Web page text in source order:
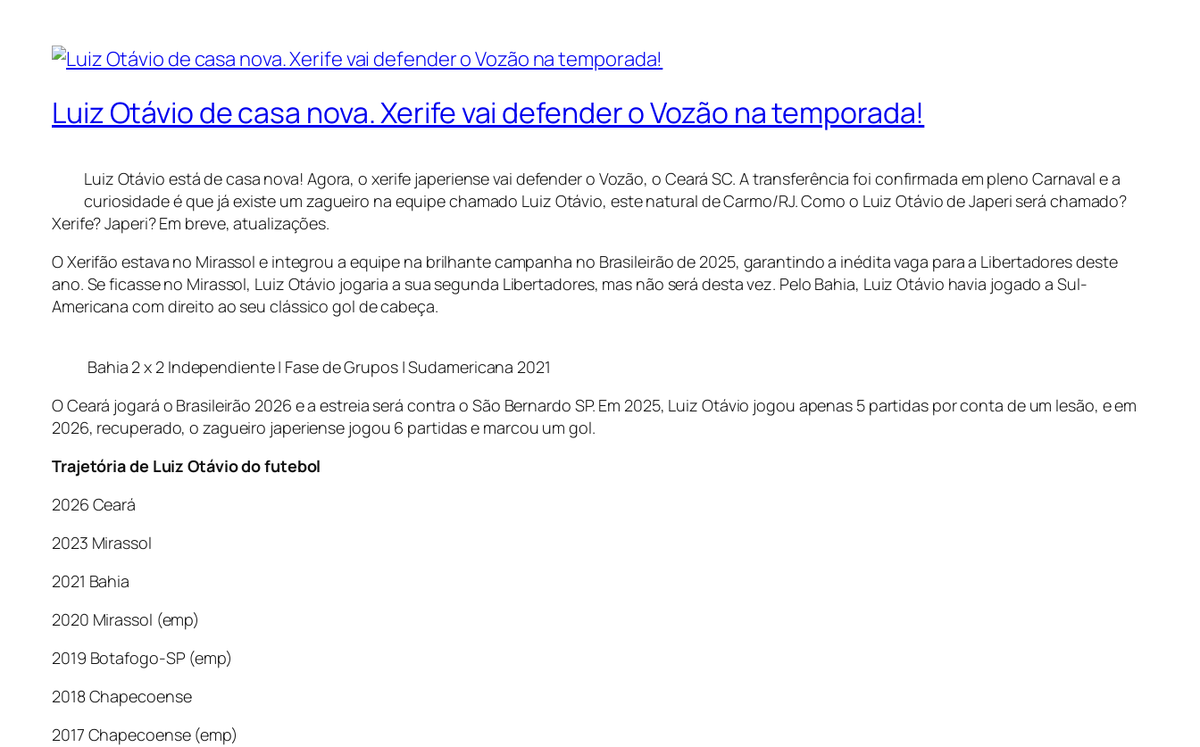
Luiz Otávio de casa nova. Xerife vai defender o Vozão na temporada!
Luiz Otávio está de casa nova! Agora, o xerife japeriense vai defender o Vozão, o Ceará SC. A transferência foi confirmada em pleno Carnaval e a
curiosidade é que já existe um zagueiro na equipe chamado Luiz Otávio, este natural de Carmo/RJ. Como o Luiz Otávio de Japeri será chamado?
Xerife? Japeri? Em breve, atualizações.
O Xerifão estava no Mirassol e integrou a equipe na brilhante campanha no Brasileirão de 2025, garantindo a inédita vaga para a Libertadores deste
ano. Se ficasse no Mirassol, Luiz Otávio jogaria a sua segunda Libertadores, mas não será desta vez. Pelo Bahia, Luiz Otávio havia jogado a Sul-
Americana com direito ao seu clássico gol de cabeça.
Bahia 2 x 2 Independiente | Fase de Grupos | Sudamericana 2021
O Ceará jogará o Brasileirão 2026 e a estreia será contra o São Bernardo SP. Em 2025, Luiz Otávio jogou apenas 5 partidas por conta de um lesão, e em
2026, recuperado, o zagueiro japeriense jogou 6 partidas e marcou um gol.
Trajetória de Luiz Otávio do futebol
2026 Ceará
2023 Mirassol
2021 Bahia
2020 Mirassol (emp)
2019 Botafogo-SP (emp)
2018 Chapecoense
2017 Chapecoense (emp)